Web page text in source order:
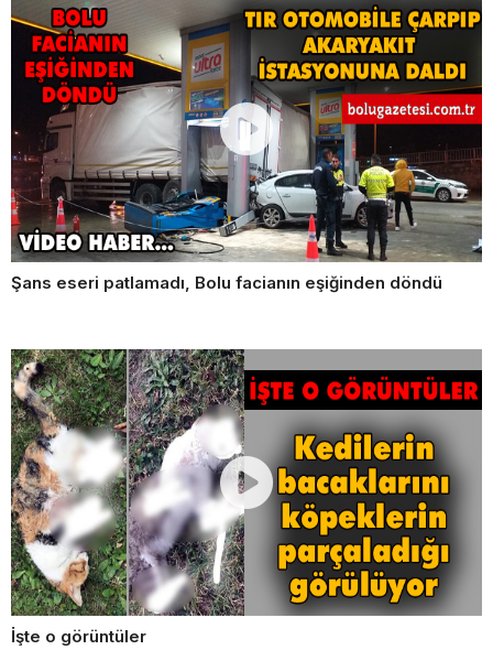
Şans eseri patlamadı, Bolu facianın eşiğinden döndü
İşte o görüntüler